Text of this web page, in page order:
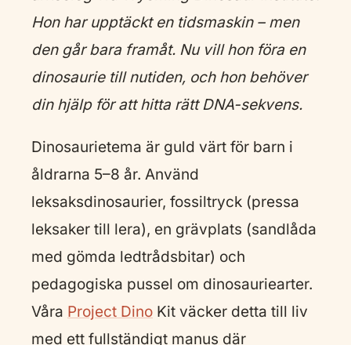
Hon har upptäckt en tidsmaskin – men
den går bara framåt. Nu vill hon föra en
dinosaurie till nutiden, och hon behöver
din hjälp för att hitta rätt DNA-sekvens.
Dinosaurietema är guld värt för barn i
åldrarna 5–8 år. Använd
leksaksdinosaurier, fossiltryck (pressa
leksaker till lera), en grävplats (sandlåda
med gömda ledtrådsbitar) och
pedagogiska pussel om dinosauriearter.
Våra Project Dino Kit väcker detta till liv
med ett fullständigt manus där